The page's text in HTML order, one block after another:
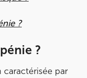
?
?
par